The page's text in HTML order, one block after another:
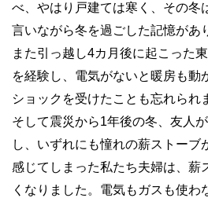
べ、やはり戸建ては寒く、その
言いながら冬を過ごした記憶があ
また引っ越し4カ月後に起こった
を経験し、電気がないと暖房も
ショックを受けたことも忘れられ
そして震災から1年後の冬、友人
し、いずれにも憧れの薪ストー
感じてしまった私たち夫婦は、薪
くなりました。電気もガスも使わ